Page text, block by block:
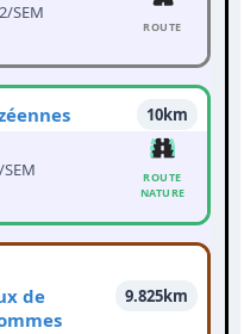
SEM
ROUTE
10km
ROUTE
NATURE
de
9.825km